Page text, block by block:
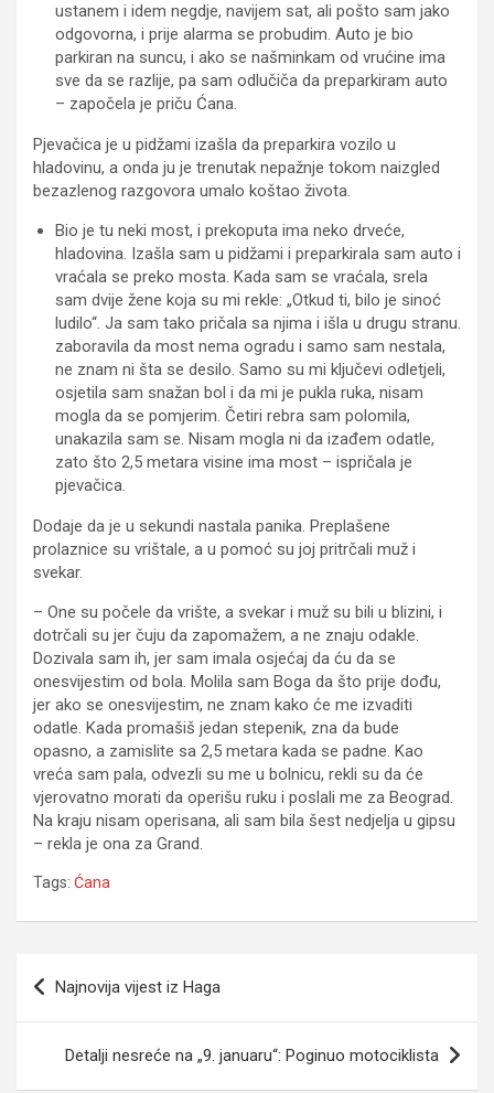
ustanem i idem negdje, navijem sat, ali pošto sam jako
odgovorna, i prije alarma se probudim. Auto je bio
parkiran na suncu, i ako se našminkam od vrućine ima
sve da se razlije, pa sam odlučiča da preparkiram auto
– započela je priču Ćana.
Pjevačica je u pidžami izašla da preparkira vozilo u
hladovinu, a onda ju je trenutak nepažnje tokom naizgled
bezazlenog razgovora umalo koštao života.
Bio je tu neki most, i prekoputa ima neko drveće,
hladovina. Izašla sam u pidžami i preparkirala sam auto i
vraćala se preko mosta. Kada sam se vraćala, srela
sam dvije žene koja su mi rekle: „Otkud ti, bilo je sinoć
ludilo“. Ja sam tako pričala sa njima i išla u drugu stranu.
zaboravila da most nema ogradu i samo sam nestala,
ne znam ni šta se desilo. Samo su mi ključevi odletjeli,
osjetila sam snažan bol i da mi je pukla ruka, nisam
mogla da se pomjerim. Četiri rebra sam polomila,
unakazila sam se. Nisam mogla ni da izađem odatle,
zato što 2,5 metara visine ima most – ispričala je
pjevačica.
Dodaje da je u sekundi nastala panika. Preplašene
prolaznice su vrištale, a u pomoć su joj pritrčali muž i
svekar.
– One su počele da vrište, a svekar i muž su bili u blizini, i
dotrčali su jer čuju da zapomažem, a ne znaju odakle.
Dozivala sam ih, jer sam imala osjećaj da ću da se
onesvijestim od bola. Molila sam Boga da što prije dođu,
jer ako se onesvijestim, ne znam kako će me izvaditi
odatle. Kada promašiš jedan stepenik, zna da bude
opasno, a zamislite sa 2,5 metara kada se padne. Kao
vreća sam pala, odvezli su me u bolnicu, rekli su da će
vjerovatno morati da operišu ruku i poslali me za Beograd.
Na kraju nisam operisana, ali sam bila šest nedjelja u gipsu
– rekla je ona za Grand.
Tags: Ćana
Navigacija
članaka
Najnovija vijest iz Haga
Detalji nesreće na „9. januaru“: Poginuo motociklista